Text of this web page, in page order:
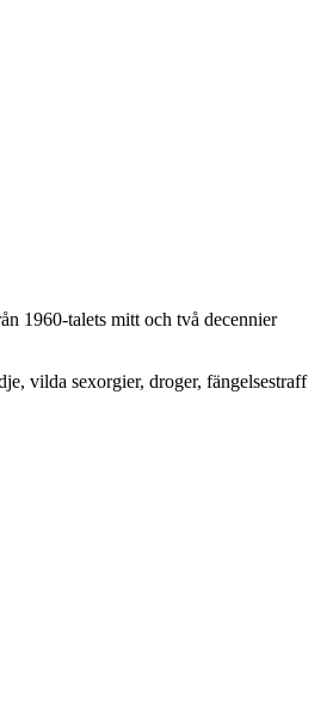
1960-talets mitt och två decennier
vilda sexorgier, droger, fängelsestraff